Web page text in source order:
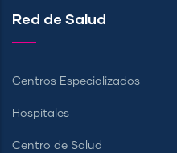
Red de Salud
Centros Especializados
Hospitales
Centro de Salud